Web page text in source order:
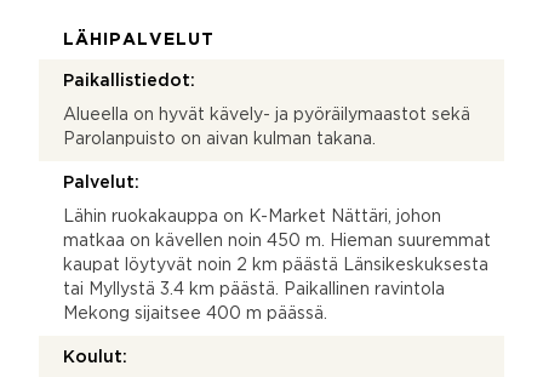
LÄHIPALVELUT
Paikallistiedot:
Alueella on hyvät kävely- ja pyöräilymaastot sekä
Parolanpuisto on aivan kulman takana.
Palvelut:
Lähin ruokakauppa on K-Market Nättäri, johon
matkaa on kävellen noin 450 m. Hieman suuremmat
kaupat löytyvät noin 2 km päästä Länsikeskuksesta
tai Myllystä 3.4 km päästä. Paikallinen ravintola
Mekong sijaitsee 400 m päässä.
Koulut: